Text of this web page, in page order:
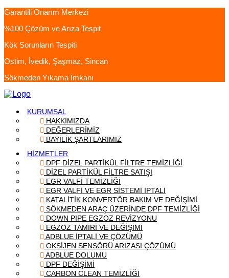
Garantili Onarım Merkezi
%100 Çözüm ve Arıza Tespit
Kök Sorunların Tespiti
Ostim, İvedik, Şaşmaz, Sincan
Sökmeden Yıkama İmkanı
KURUMSAL
HAKKIMIZDA
DEĞERLERİMİZ
BAYİLİK ŞARTLARIMIZ
HİZMETLER
DPF DİZEL PARTİKÜL FİLTRE TEMİZLİĞİ
DİZEL PARTİKÜL FİLTRE SATIŞI
EGR VALFİ TEMİZLİĞİ
EGR VALFİ VE EGR SİSTEMİ İPTALİ
KATALİTİK KONVERTÖR BAKIM VE DEĞİŞİMİ
SÖKMEDEN ARAÇ ÜZERİNDE DPF TEMİZLİĞİ
DOWN PIPE EGZOZ REVİZYONU
EGZOZ TAMİRİ VE DEĞİŞİMİ
ADBLUE İPTALİ VE ÇÖZÜMÜ
OKSİJEN SENSÖRÜ ARIZASI ÇÖZÜMÜ
ADBLUE DOLUMU
DPF DEĞİŞİMİ
CARBON CLEAN TEMİZLİĞİ